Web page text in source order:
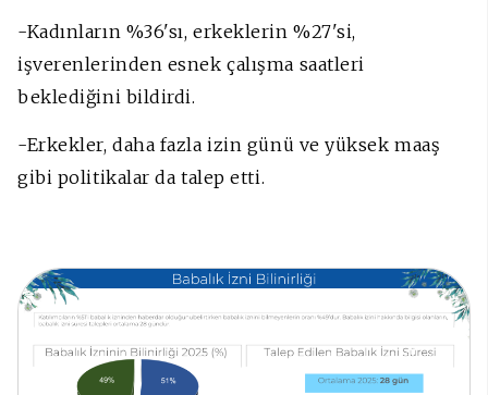
-Kadınların %36'sı, erkeklerin %27'si,
işverenlerinden esnek çalışma saatleri
beklediğini bildirdi.
-Erkekler, daha fazla izin günü ve yüksek maaş
gibi politikalar da talep etti.